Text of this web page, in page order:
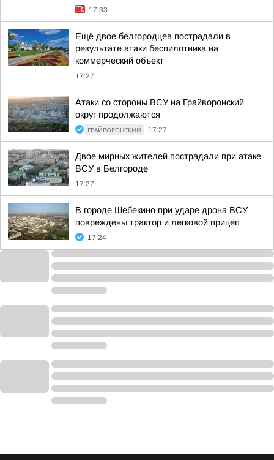
17:33
Ещё двое белгородцев пострадали в
результате атаки беспилотника на
коммерческий объект
17:27
Атаки со стороны ВСУ на Грайворонский
округ продолжаются
ГРАЙВОРОНСКИЙ 17:27
Двое мирных жителей пострадали при атаке
ВСУ в Белгороде
17:27
В городе Шебекино при ударе дрона ВСУ
повреждены трактор и легковой прицеп
17:24